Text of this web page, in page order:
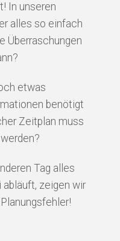
In unseren
alles so einfach
Überraschungen
etwas
benötigt
Zeitplan muss
Tag alles
zeigen wir